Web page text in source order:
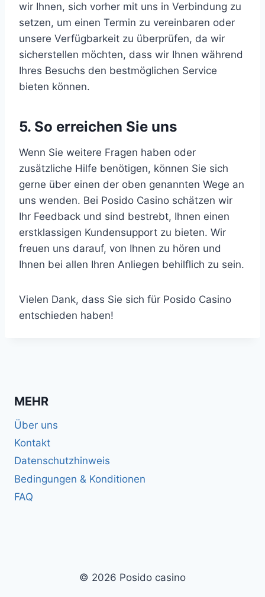
wir Ihnen, sich vorher mit uns in Verbindung zu
setzen, um einen Termin zu vereinbaren oder
unsere Verfügbarkeit zu überprüfen, da wir
sicherstellen möchten, dass wir Ihnen während
Ihres Besuchs den bestmöglichen Service
bieten können.
5. So erreichen Sie uns
Wenn Sie weitere Fragen haben oder
zusätzliche Hilfe benötigen, können Sie sich
gerne über einen der oben genannten Wege an
uns wenden. Bei Posido Casino schätzen wir
Ihr Feedback und sind bestrebt, Ihnen einen
erstklassigen Kundensupport zu bieten. Wir
freuen uns darauf, von Ihnen zu hören und
Ihnen bei allen Ihren Anliegen behilflich zu sein.
Vielen Dank, dass Sie sich für Posido Casino
entschieden haben!
MEHR
Über uns
Kontakt
Datenschutzhinweis
Bedingungen & Konditionen
FAQ
© 2026 Posido casino